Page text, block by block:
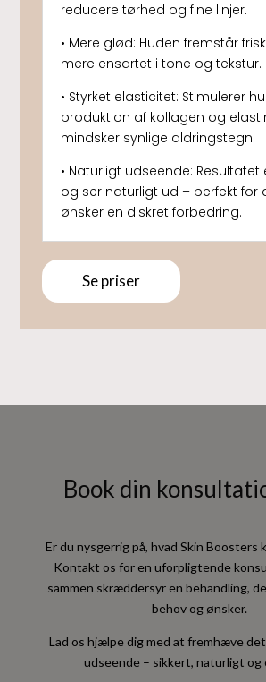
reducere tørhed og fine linjer.
• Mere glød: Huden fremstår
mere ensartet i tone og tekstur.
• Styrket elasticitet: Stimulerer
produktion af kollagen og
mindsker synlige aldringstegn.
• Naturligt udseende: Resultatet
og ser naturligt ud – perfekt for
ønsker en diskret forbedring.
Se priser
Book din
Er du nysgerrig på, hvad Skin Boosters
Kontakt os for en uforpligtende
sammen skræddersyr en behandling,
behov og ønsker.
Lad os hjælpe dig med at fremhæve
udseende – sikkert, naturligt